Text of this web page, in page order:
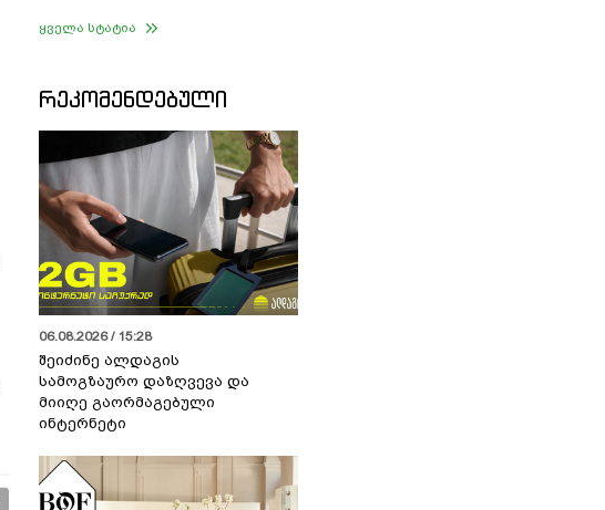
ყველა სტატია
ᲠᲔᲙᲝᲛᲔᲜᲓᲔᲑᲣᲚᲘ
06.08.2026 / 15:28
შეიძინე ალდაგის
სამოგზაურო დაზღვევა და
მიიღე გაორმაგებული
ინტერნეტი